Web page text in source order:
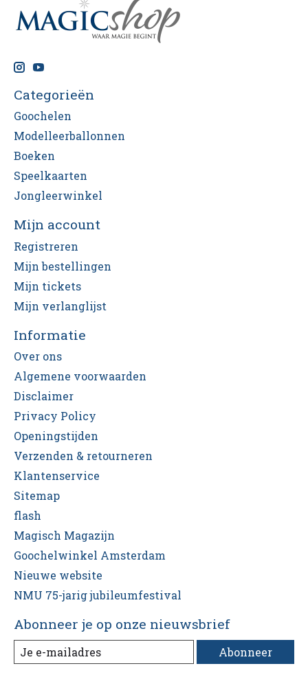
Categorieën
Goochelen
Modelleerballonnen
Boeken
Speelkaarten
Jongleerwinkel
Mijn account
Registreren
Mijn bestellingen
Mijn tickets
Mijn verlanglijst
Informatie
Over ons
Algemene voorwaarden
Disclaimer
Privacy Policy
Openingstijden
Verzenden & retourneren
Klantenservice
Sitemap
flash
Magisch Magazijn
Goochelwinkel Amsterdam
Nieuwe website
NMU 75-jarig jubileumfestival
Abonneer je op onze nieuwsbrief
Abonneer